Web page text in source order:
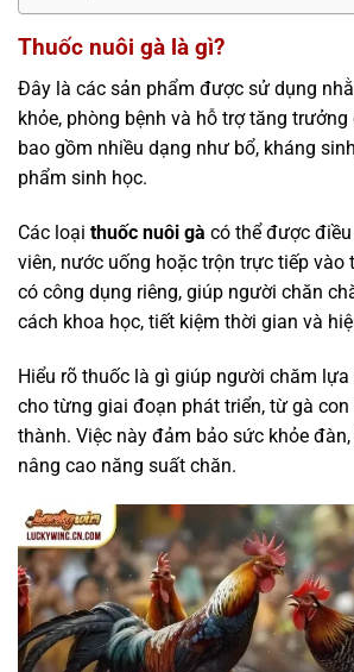
Thuốc nuôi gà là gì?
Đây là các sản phẩm được sử dụng
khỏe, phòng bệnh và hỗ trợ tăng
bao gồm nhiều dạng như bổ, kháng
phẩm sinh học.
Các loại thuốc nuôi gà có thể được
viên, nước uống hoặc trộn trực tiếp vào
có công dụng riêng, giúp người chăn
cách khoa học, tiết kiệm thời gian và
Hiểu rõ thuốc là gì giúp người chăm
cho từng giai đoạn phát triển, từ gà
thành. Việc này đảm bảo sức khỏe
nâng cao năng suất chăn.